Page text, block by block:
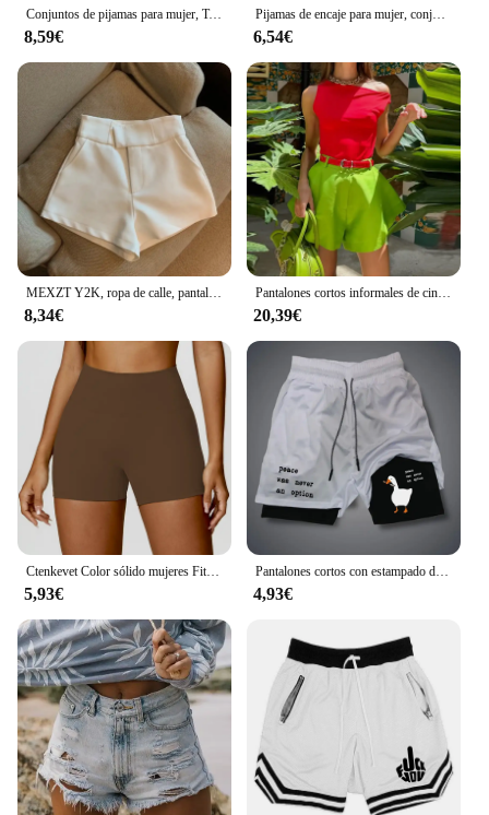
Conjuntos de pijamas para mujer, Top y pantalones con botones de manga corta de otoño, ropa de dormir de 2 piezas, conjunto de pijama con botones, ropa de casa de satén
8,59€
Pijamas de encaje para mujer, conjunto de ropa para el hogar, pantalones cortos de manga corta, sección delgada, color rojo, dulce y lindo, 1/3 piezas
6,54€
MEXZT Y2K, ropa de calle, pantalones cortos negros para mujer, elegante traje de pierna ancha blanco de cintura alta, pantalones cortos sexis ajustados para discoteca, pantalones cortos nuevos
8,34€
Pantalones cortos informales de cintura alta de seda Lisa para mujer, pantalones cortos elegantes de pierna ancha para mujer, pantalones holgados que combinan con todo, ropa de calle para primavera 2025
20,39€
5,93€
Pantalones cortos con estampado de pato de dibujos animados para hombre, pantalones cortos con estampado de letras de doble capa, pantalones de secado rápido, chándal deportivo, pantalones cortos de playa
4,93€